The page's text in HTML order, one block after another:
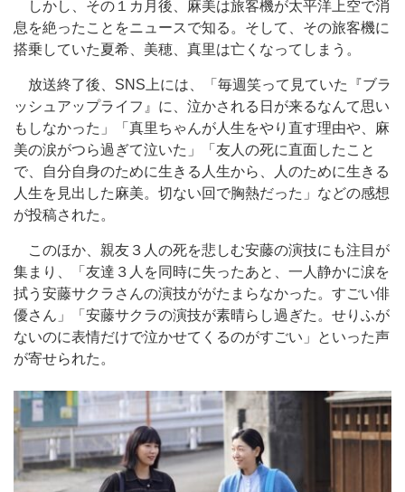
しかし、その１カ月後、麻美は旅客機が太平洋上空で消
息を絶ったことをニュースで知る。そして、その旅客機に
搭乗していた夏希、美穂、真里は亡くなってしまう。
放送終了後、SNS上には、「毎週笑って見ていた『ブラ
ッシュアップライフ』に、泣かされる日が来るなんて思い
もしなかった」「真里ちゃんが人生をやり直す理由や、麻
美の涙がつら過ぎて泣いた」「友人の死に直面したこと
で、自分自身のために生きる人生から、人のために生きる
人生を見出した麻美。切ない回で胸熱だった」などの感想
が投稿された。
このほか、親友３人の死を悲しむ安藤の演技にも注目が
集まり、「友達３人を同時に失ったあと、一人静かに涙を
拭う安藤サクラさんの演技ががたまらなかった。すごい俳
優さん」「安藤サクラの演技が素晴らし過ぎた。せりふが
ないのに表情だけで泣かせてくるのがすごい」といった声
が寄せられた。